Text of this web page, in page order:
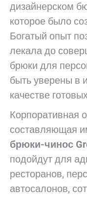
дизайнерском
которое было
Богатый опыт
лекала до
брюки для
быть уверены в
качестве
Корпоративная
составляющая
брюки-чинос
подойдут для
ресторанов,
автосалонов,